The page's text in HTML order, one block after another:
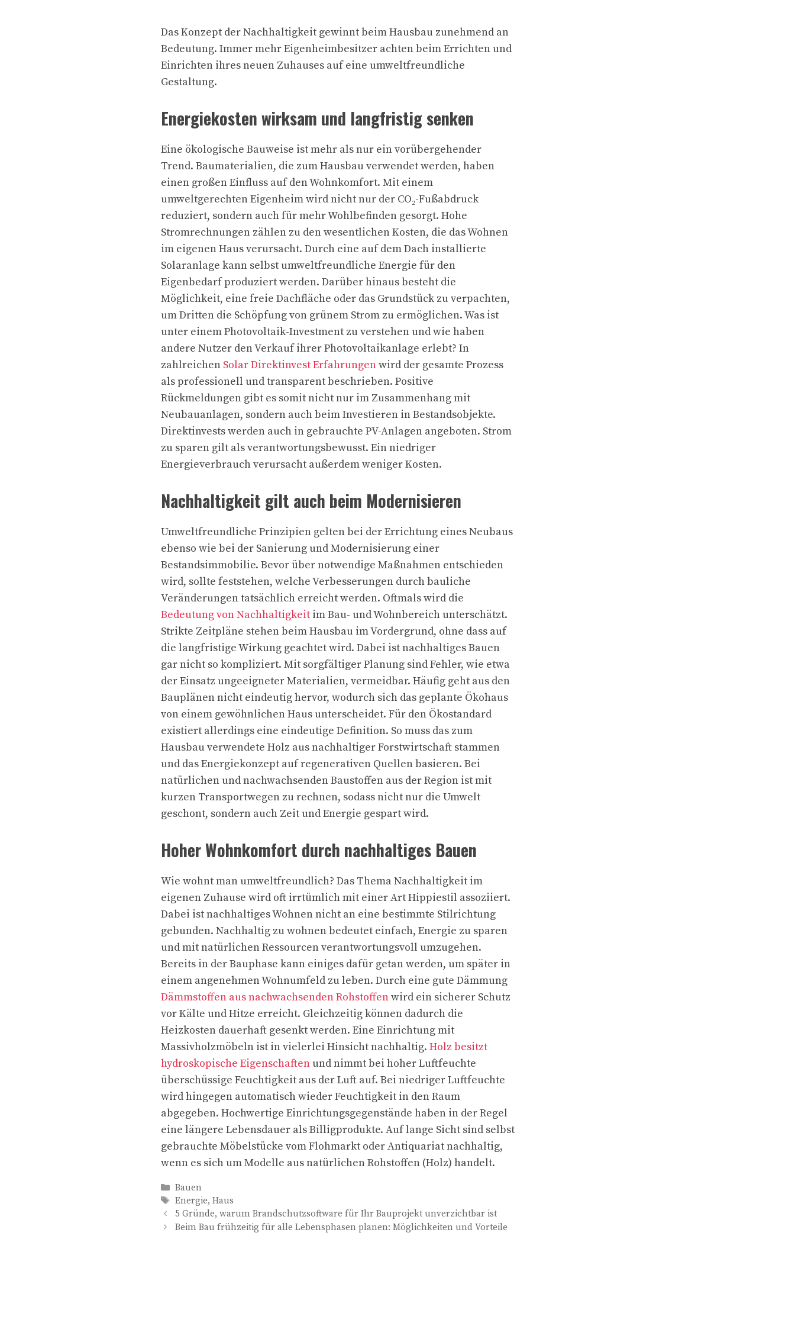
Das Konzept der Nachhaltigkeit gewinnt beim Hausbau zunehmend an
Bedeutung. Immer mehr Eigenheimbesitzer achten beim Errichten und
Einrichten ihres neuen Zuhauses auf eine umweltfreundliche
Gestaltung.
Energiekosten wirksam und langfristig senken
Eine ökologische Bauweise ist mehr als nur ein vorübergehender
Trend. Baumaterialien, die zum Hausbau verwendet werden, haben
einen großen Einfluss auf den Wohnkomfort. Mit einem
umweltgerechten Eigenheim wird nicht nur der CO₂-Fußabdruck
reduziert, sondern auch für mehr Wohlbefinden gesorgt. Hohe
Stromrechnungen zählen zu den wesentlichen Kosten, die das Wohnen
im eigenen Haus verursacht. Durch eine auf dem Dach installierte
Solaranlage kann selbst umweltfreundliche Energie für den
Eigenbedarf produziert werden. Darüber hinaus besteht die
Möglichkeit, eine freie Dachfläche oder das Grundstück zu verpachten,
um Dritten die Schöpfung von grünem Strom zu ermöglichen. Was ist
unter einem Photovoltaik-Investment zu verstehen und wie haben
andere Nutzer den Verkauf ihrer Photovoltaikanlage erlebt? In
zahlreichen Solar Direktinvest Erfahrungenwird der gesamte Prozess
als professionell und transparent beschrieben. Positive
Rückmeldungen gibt es somit nicht nur im Zusammenhang mit
Neubauanlagen, sondern auch beim Investieren in Bestandsobjekte.
Direktinvests werden auch in gebrauchte PV-Anlagen angeboten. Strom
zu sparen gilt als verantwortungsbewusst. Ein niedriger
Energieverbrauch verursacht außerdem weniger Kosten.
Nachhaltigkeit gilt auch beim Modernisieren
Umweltfreundliche Prinzipien gelten bei der Errichtung eines Neubaus
ebenso wie bei der Sanierung und Modernisierung einer
Bestandsimmobilie. Bevor über notwendige Maßnahmen entschieden
wird, sollte feststehen, welche Verbesserungen durch bauliche
Veränderungen tatsächlich erreicht werden. Oftmals wird die
Bedeutung von Nachhaltigkeit im Bau- und Wohnbereich unterschätzt.
Strikte Zeitpläne stehen beim Hausbau im Vordergrund, ohne dass auf
die langfristige Wirkung geachtet wird. Dabei ist nachhaltiges Bauen
gar nicht so kompliziert. Mit sorgfältiger Planung sind Fehler, wie etwa
der Einsatz ungeeigneter Materialien, vermeidbar. Häufig geht aus den
Bauplänen nicht eindeutig hervor, wodurch sich das geplante Ökohaus
von einem gewöhnlichen Haus unterscheidet. Für den Ökostandard
existiert allerdings eine eindeutige Definition. So muss das zum
Hausbau verwendete Holz aus nachhaltiger Forstwirtschaft stammen
und das Energiekonzept auf regenerativen Quellen basieren. Bei
natürlichen und nachwachsenden Baustoffen aus der Region ist mit
kurzen Transportwegen zu rechnen, sodass nicht nur die Umwelt
geschont, sondern auch Zeit und Energie gespart wird.
Hoher Wohnkomfort durch nachhaltiges Bauen
Wie wohnt man umweltfreundlich? Das Thema Nachhaltigkeit im
eigenen Zuhause wird oft irrtümlich mit einer Art Hippiestil assoziiert.
Dabei ist nachhaltiges Wohnen nicht an eine bestimmte Stilrichtung
gebunden. Nachhaltig zu wohnen bedeutet einfach, Energie zu sparen
und mit natürlichen Ressourcen verantwortungsvoll umzugehen.
Bereits in der Bauphase kann einiges dafür getan werden, um später in
einem angenehmen Wohnumfeld zu leben. Durch eine gute Dämmung
Dämmstoffen aus nachwachsenden Rohstoffenwird ein sicherer Schutz
vor Kälte und Hitze erreicht. Gleichzeitig können dadurch die
Heizkosten dauerhaft gesenkt werden. Eine Einrichtung mit
Massivholzmöbeln ist in vielerlei Hinsicht nachhaltig. Holz besitzt
hydroskopische Eigenschaften und nimmt bei hoher Luftfeuchte
überschüssige Feuchtigkeit aus der Luft auf. Bei niedriger Luftfeuchte
wird hingegen automatisch wieder Feuchtigkeit in den Raum
abgegeben. Hochwertige Einrichtungsgegenstände haben in der Regel
eine längere Lebensdauer als Billigprodukte. Auf lange Sicht sind selbst
gebrauchte Möbelstücke vom Flohmarkt oder Antiquariat nachhaltig,
wenn es sich um Modelle aus natürlichen Rohstoffen (Holz) handelt.
Kategorien
Bauen
Schlagwörter
Energie,Haus
5 Gründe, warum Brandschutzsoftware für Ihr Bauprojekt unverzichtbar ist
Beim Bau frühzeitig für alle Lebensphasen planen: Möglichkeiten und Vorteile